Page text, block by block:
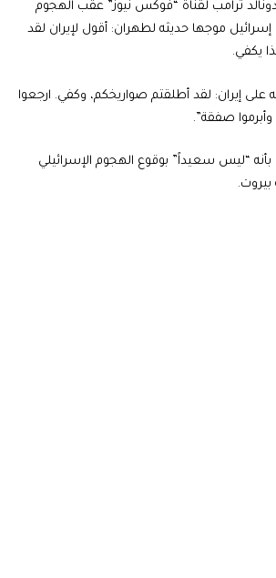
ترامب لقناة “فوكس نيوز” عقب الهجوم
إسرائيل موجها حديثه لطهران: أقول لإيران لقد
يكفي.
على إيران: لقد أطلقتم صواريخكم، وكفي. ارجعوا
صفقة”.
بأنه “ليس سعيداً” بوقوع الهجوم الإسرائيلي
بيروت.